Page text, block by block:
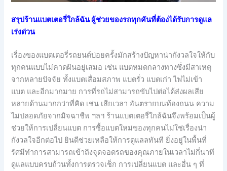
สรุปร้านแบตเตอรี่ใกล้ฉัน ผู้ช่วยของรถทุกคันที่ต้องได้รับการดูแล
เร่งด่วน
เรื่องของแบตเตอรี่รถยนต์บ่อยครั้งมักสร้างปัญหาน่ากังวลใจให้กับ
ทุกคนแบบไม่คาดฝันอยู่เสมอ เช่น แบตหมดกลางทางซึ่งมีสาเหตุ
จากหลายปัจจัย ทั้งแบตเสื่อมสภาพ แบตรั่ว แบตเก่า ไฟไม่เข้า
แบต และอีกมากมาย การที่รถไม่สามารถขับไปต่อได้ส่งผลเสีย
หลายด้านมากกว่าที่คิด เช่น เสียเวลา อันตรายบนท้องถนน ความ
ไม่ปลอดภัยจากมิจฉาชีพ ฯลฯ ร้านแบตเตอรี่ใกล้ฉันจึงพร้อมเป็นผู้
ช่วยให้การเปลี่ยนแบต การซื้อแบตใหม่ของทุกคนไม่ใช่เรื่องน่า
กังวลใจอีกต่อไป ยินดีช่วยเหลือให้การดูแลลทันที ยิ่งอยู่ในพื้นที่
รัศมีทำการสามารถเข้าถึงจุดจอดรถของคุณภายในเวลาไม่กี่นาที
ดูแลแบบครบถ้วนทั้งการตรวจเช็ก การเปลี่ยนแบต และอื่น ๆ ที่